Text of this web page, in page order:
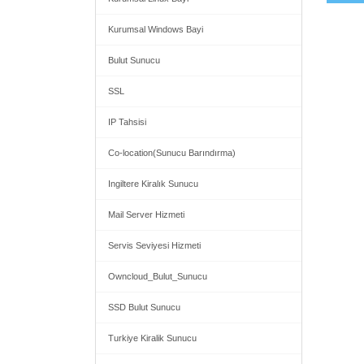
Kurumsal Windows Bayi
Bulut Sunucu
SSL
IP Tahsisi
Co-location(Sunucu Barındırma)
Ingiltere Kiralık Sunucu
Mail Server Hizmeti
Servis Seviyesi Hizmeti
Owncloud_Bulut_Sunucu
SSD Bulut Sunucu
Turkiye Kiralik Sunucu